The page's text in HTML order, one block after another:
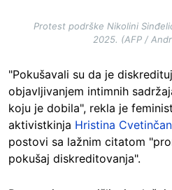
Protest podrške Nikolini
2025. (AFP /
"Pokušavali su da je
objavljivanjem intimnih
koju je dobila", rekla je
aktivistkinja Hristina
postovi sa lažnim citatom
pokušaj diskreditovanja".